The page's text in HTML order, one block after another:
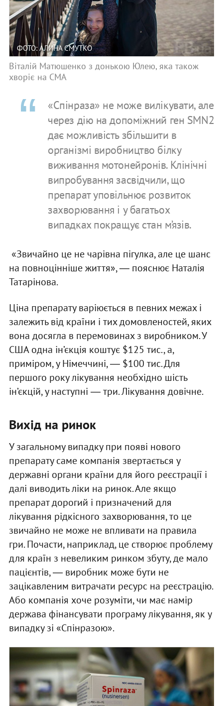
ФОТО: АЛИНА СМУТКО
Віталій Матюшенко з донькою Юлею, яка також
хворіє на СМА
«Спінраза» не може вилікувати, але
через дію на допоміжний ген SMN2
дає можливість збільшити в
організмі виробництво білку
виживання мотонейронів. Клінічні
випробування засвідчили, що
препарат уповільнює розвиток
захворювання і у багатьох
випадках покращує стан м’язів.
«Звичайно це не чарівна пігулка, але це шанс
на повноцінніше життя», ― пояснює Наталія
Татарінова.
Ціна препарату варіюється в певних межах і
залежить від країни і тих домовленостей, яких
вона досягла в перемовинах з виробником. У
США одна ін’єкція коштує $125 тис., а,
приміром, у Німеччині, ― $100 тис. Для
першого року лікування необхідно шість
ін’єкцій, у наступні ― три. Лікування довічне.
Вихід на ринок
У загальному випадку при появі нового
препарату саме компанія звертається у
державні органи країни для його реєстрації і
далі виводить ліки на ринок. Але якщо
препарат дорогий і призначений для
лікування рідкісного захворювання, то це
звичайно не може не впливати на правила
гри. Почасти, наприклад, це створює проблему
для країн з невеликим ринком збуту, де мало
пацієнтів, ― виробник може бути не
зацікавленим витрачати ресурс на реєстрацію.
Або компанія хоче розуміти, чи має намір
держава фінансувати програму лікування, як у
випадку зі «Спінразою».